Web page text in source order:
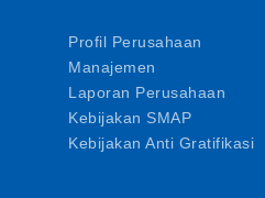
Profil Perusahaan
Manajemen
Laporan Perusahaan
Kebijakan SMAP
Kebijakan Anti Gratifikasi